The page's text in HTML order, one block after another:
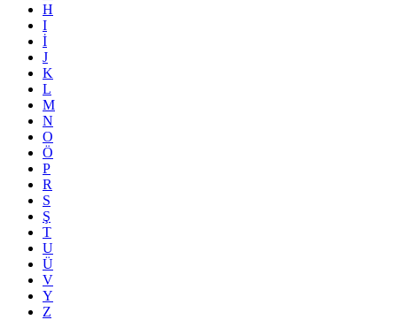
H
I
İ
J
K
L
M
N
O
Ö
P
R
S
Ş
T
U
Ü
V
Y
Z